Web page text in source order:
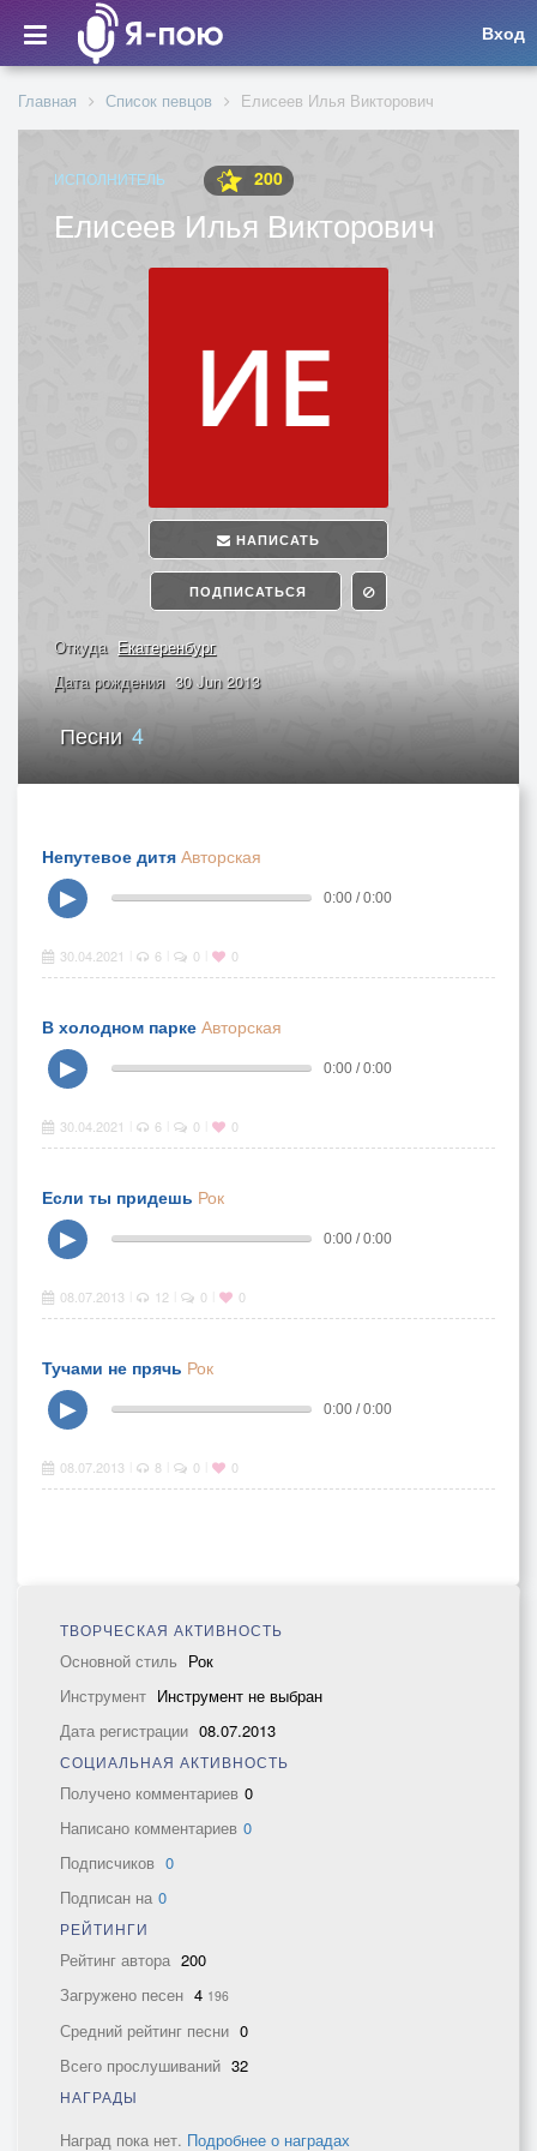
Вход
Главная Список певцов Елисеев Илья Викторович
ИСПОЛНИТЕЛЬ 200
Елисеев Илья Викторович
НАПИСАТЬ
ПОДПИСАТЬСЯ
Откуда Екатеренбург
Дата рождения 30 Jun 2013
Песни 4
Непутевое дитя Авторская
▶
0:00 / 0:00
30.04.2021 6 0 0
В холодном парке Авторская
▶
0:00 / 0:00
30.04.2021 6 0 0
Если ты придешь Рок
▶
0:00 / 0:00
08.07.2013 12 0 0
Тучами не прячь Рок
▶
0:00 / 0:00
08.07.2013 8 0 0
ТВОРЧЕСКАЯ АКТИВНОСТЬ
Основной стиль Рок
Инструмент Инструмент не выбран
Дата регистрации 08.07.2013
СОЦИАЛЬНАЯ АКТИВНОСТЬ
Получено комментариев 0
Написано комментариев 0
Подписчиков 0
Подписан на 0
РЕЙТИНГИ
Рейтинг автора 200
Загружено песен 4 196
Средний рейтинг песни 0
Всего прослушиваний 32
НАГРАДЫ
Наград пока нет. Подробнее о наградах